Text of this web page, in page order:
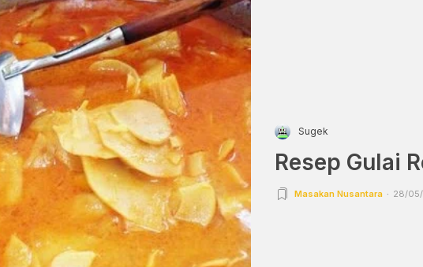
Sugek
Resep Gulai
Masakan Nusantara 28/